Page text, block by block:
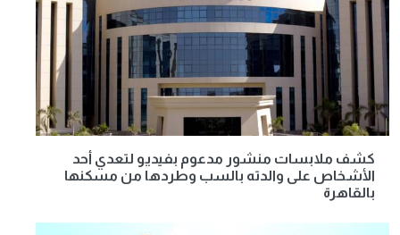
كشف ملابسات منشور مدعوم بفيديو لتعدي أحد
الأشخاص على والدته بالسب وطردها من مسكنها
بالقاهرة